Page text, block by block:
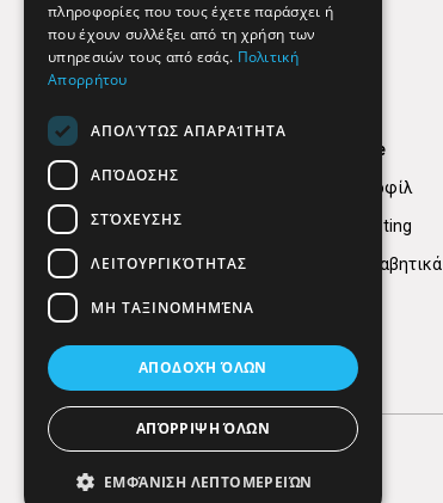
Find Here
Εταιρικό Προφίλ
Digital marketing
Κατηγορίες Αλφαβητικά
πληροφορίες που τους έχετε παράσχει ή
που έχουν συλλέξει από τη χρήση των
υπηρεσιών τους από εσάς. Πολιτική
Απορρήτου
ΑΠΟΛΎΤΩΣ ΑΠΑΡΑΊΤΗΤΑ
ΑΠΌΔΟΣΗΣ
ΣΤΌΧΕΥΣΗΣ
ΛΕΙΤΟΥΡΓΙΚΌΤΗΤΑΣ
ΜΗ ΤΑΞΙΝΟΜΗΜΈΝΑ
ΑΠΟΔΟΧΉ ΌΛΩΝ
ΑΠΌΡΡΙΨΗ ΌΛΩΝ
ΕΜΦΆΝΙΣΗ ΛΕΠΤΟΜΕΡΕΙΏΝ